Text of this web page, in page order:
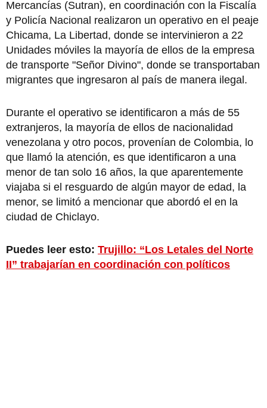
Mercancías (Sutran), en coordinación con la Fiscalía
y Policía Nacional realizaron un operativo en el peaje
Chicama, La Libertad, donde se intervinieron a 22
Unidades móviles la mayoría de ellos de la empresa
de transporte "Señor Divino", donde se transportaban
migrantes que ingresaron al país de manera ilegal.
Durante el operativo se identificaron a más de 55
extranjeros, la mayoría de ellos de nacionalidad
venezolana y otro pocos, provenían de Colombia, lo
que llamó la atención, es que identificaron a una
menor de tan solo 16 años, la que aparentemente
viajaba si el resguardo de algún mayor de edad, la
menor, se limitó a mencionar que abordó el en la
ciudad de Chiclayo.
Puedes leer esto: Trujillo: “Los Letales del Norte
II” trabajarían en coordinación con políticos